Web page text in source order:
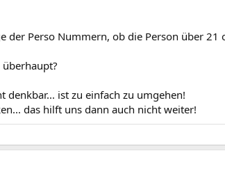
der Perso Nummern, ob die Person über 21
ist zu einfach zu umgehen!
das hilft uns dann auch nicht weiter!